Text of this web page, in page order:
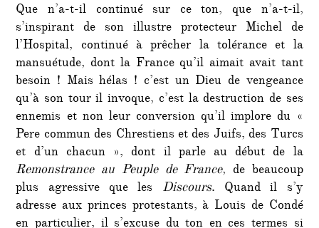
Que n’a-t-il continué sur ce ton, que n’a-t-il,
s’inspirant de son illustre protecteur Michel de
l’Hospital, continué à prêcher la tolérance et la
mansuétude, dont la France qu’il aimait avait tant
besoin ! Mais hélas ! c’est un Dieu de vengeance
qu’à son tour il invoque, c’est la destruction de ses
ennemis et non leur conversion qu’il implore du «
Pere commun des Chrestiens et des Juifs, des Turcs
et d’un chacun », dont il parle au début de la
Remonstrance au Peuple de France, de beaucoup
plus agressive que les Discours. Quand il s’y
adresse aux princes protestants, à Louis de Condé